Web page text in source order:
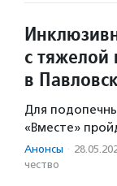
с тяжелой
в
Для
«Вместе»
Анонсы ·
чест­во